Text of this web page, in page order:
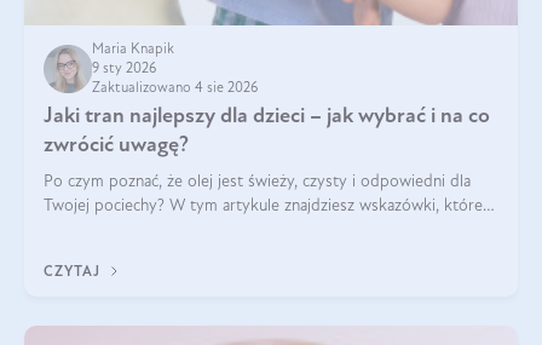
Maria Knapik
9 sty 2026
Zaktualizowano 4 sie 2026
Jaki tran najlepszy dla dzieci – jak wybrać i na co
zwrócić uwagę?
Po czym poznać, że olej jest świeży, czysty i odpowiedni dla
Twojej pociechy? W tym artykule znajdziesz wskazówki, które
CZYTAJ